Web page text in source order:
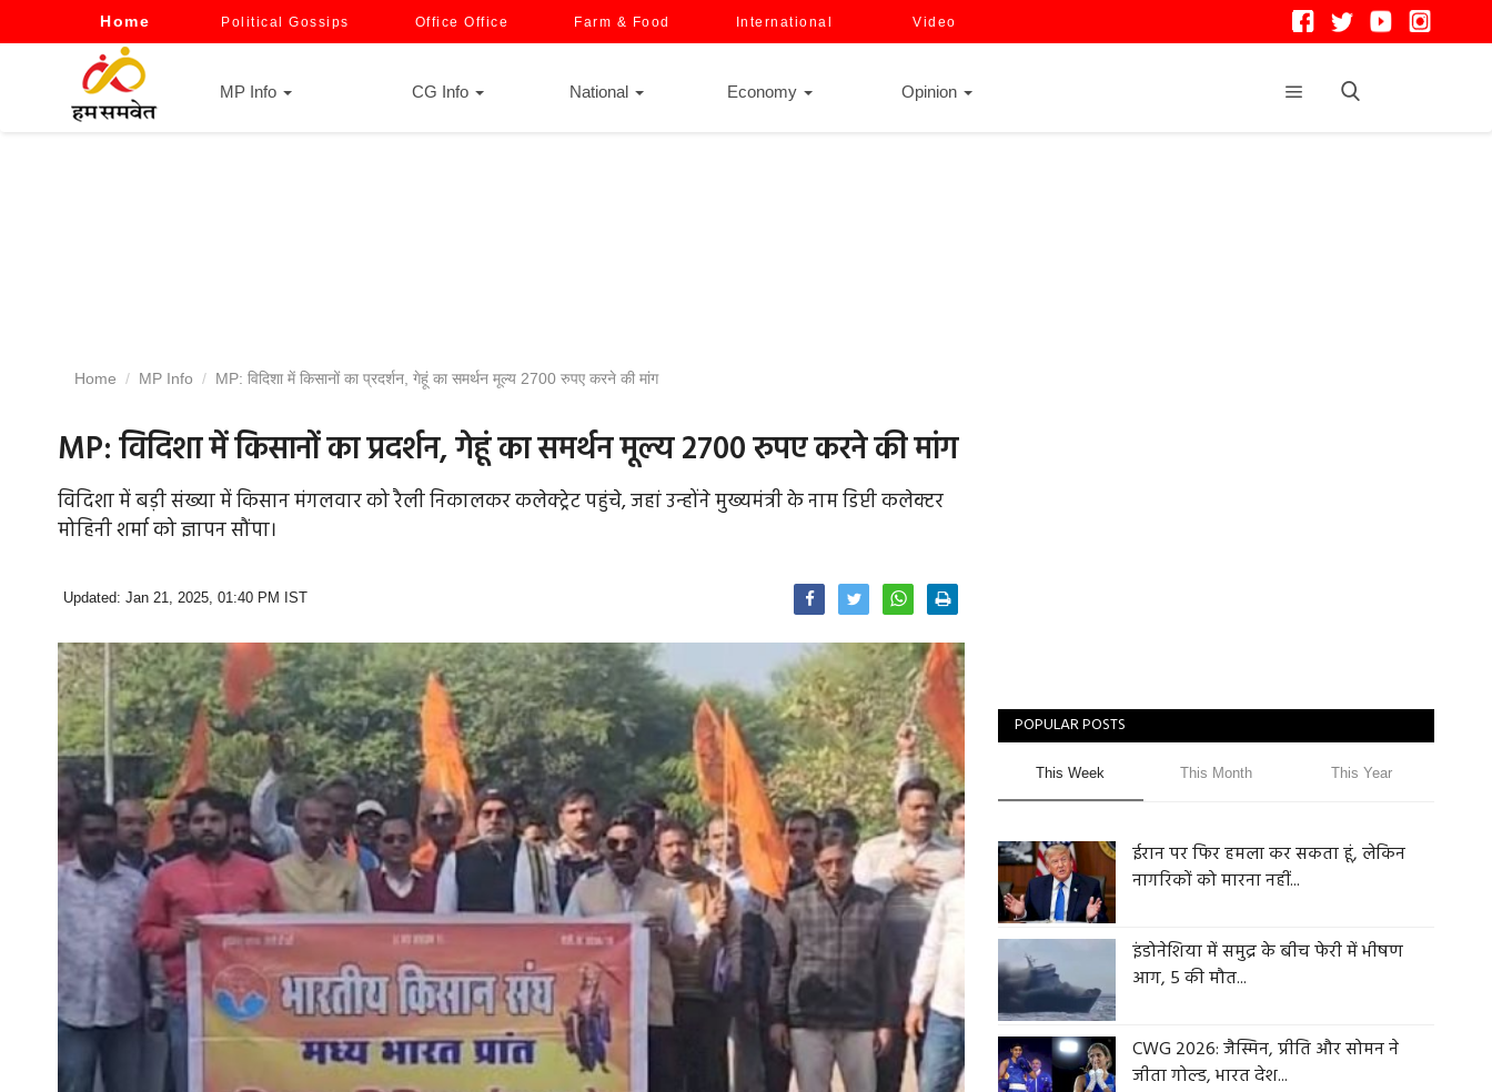
Home Political Gossips Office Office Farm & Food International Video
MP Info CG Info National Economy Opinion
Home MP Info MP: विदिशा में किसानों का प्रदर्शन, गेहूं का समर्थन मूल्य 2700 रुपए करने की मांग
MP: विदिशा में किसानों का प्रदर्शन, गेहूं का समर्थन मूल्य 2700 रुपए करने की मांग
विदिशा में बड़ी संख्या में किसान मंगलवार को रैली निकालकर कलेक्ट्रेट पहुंचे, जहां उन्होंने मुख्यमंत्री के नाम डिप्टी कलेक्टर
मोहिनी शर्मा को ज्ञापन सौंपा।
Updated: Jan 21, 2025, 01:40 PM IST
POPULAR POSTS
This Week This Month This Year
ईरान पर फिर हमला कर सकता हूं, लेकिन
नागरिकों को मारना नहीं...
इंडोनेशिया में समुद्र के बीच फेरी में भीषण
आग, 5 की मौत...
CWG 2026: जैस्मिन, प्रीति और सोमन ने
जीता गोल्ड, भारत देश...